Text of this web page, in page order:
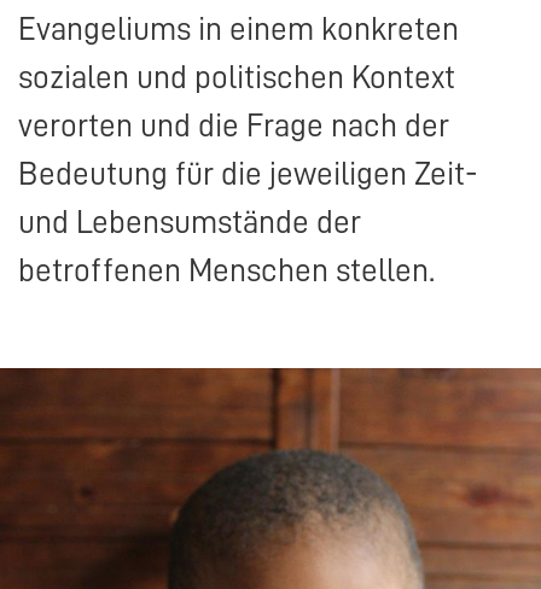
Evangeliums in einem konkreten
sozialen und politischen Kontext
verorten und die Frage nach der
Bedeutung für die jeweiligen Zeit-
und Lebensumstände der
betroffenen Menschen stellen.